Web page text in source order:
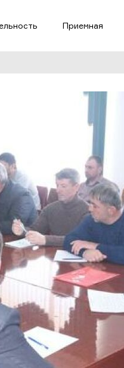
Приемная